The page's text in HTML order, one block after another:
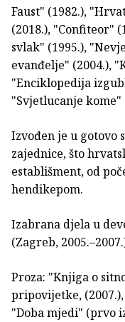
Faust" (1982.),
(2018.), "Confiteor"
svlak" (1995.),
evanđelje" (2004.),
"Enciklopedija
"Svjetlucanje kome"
Izvođen je u gotovo
zajednice, što
establišment, od
hendikepom.
Izabrana djela u
(Zagreb,
Proza: "Knjiga o
pripovijetke,
"Doba mjedi" (prvo